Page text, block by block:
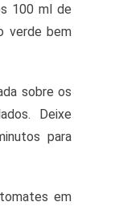
100 ml de
verde bem
sobre os
Deixe
para
em